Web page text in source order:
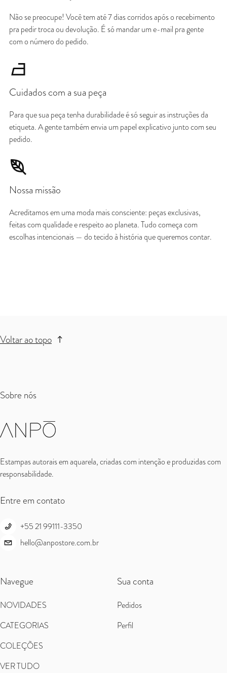
Não se preocupe! Você tem até 7 dias corridos após o recebimento
pra pedir troca ou devolução. É só mandar um e-mail pra gente
com o número do pedido.
Cuidados com a sua peça
Para que sua peça tenha durabilidade é só seguir as instruções da
etiqueta. A gente também envia um papel explicativo junto com seu
pedido.
Nossa missão
Acreditamos em uma moda mais consciente: peças exclusivas,
feitas com qualidade e respeito ao planeta. Tudo começa com
escolhas intencionais — do tecido à história que queremos contar.
Voltar ao topo
Sobre nós
Estampas autorais em aquarela, criadas com intenção e produzidas com
responsabilidade.
Entre em contato
+55 21 99111-3350
hello@anpostore.com.br
Navegue
NOVIDADES
CATEGORIAS
COLEÇÕES
VER TUDO
Sua conta
Pedidos
Perfil